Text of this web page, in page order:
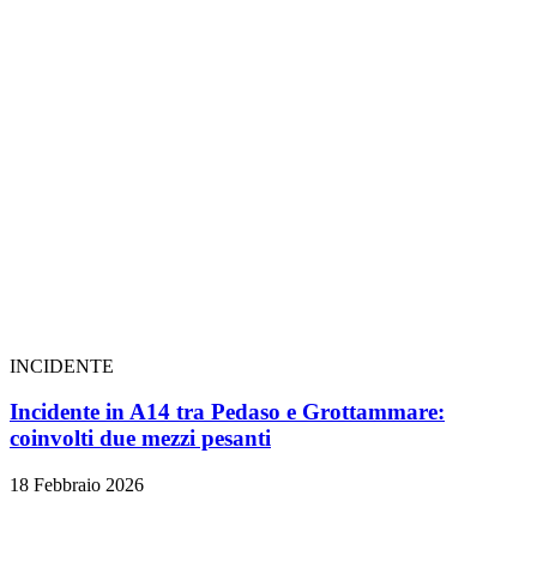
INCIDENTE
Incidente in A14 tra Pedaso e Grottammare:
coinvolti due mezzi pesanti
18 Febbraio 2026